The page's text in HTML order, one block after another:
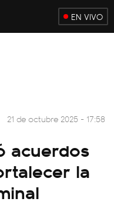
EN VIVO
21 de octubre 2025 - 17:58
acuerdos
la